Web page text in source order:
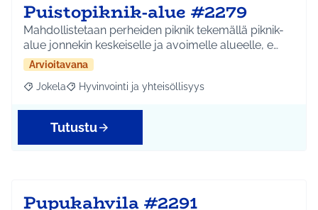
Puistopiknik-alue #2279
Mahdollistetaan perheiden piknik tekemällä piknik-
alue jonnekin keskeiselle ja avoimelle alueelle, e…
Arvioitavana
Rajaa tulokset aihepiirin mukaan: Jokela
Jokela Rajaa tulokset teeman mukaan: Hyvinvointi ja
Hyvinvointi ja yhteisöllisyys
Tutustu
Pupukahvila #2291